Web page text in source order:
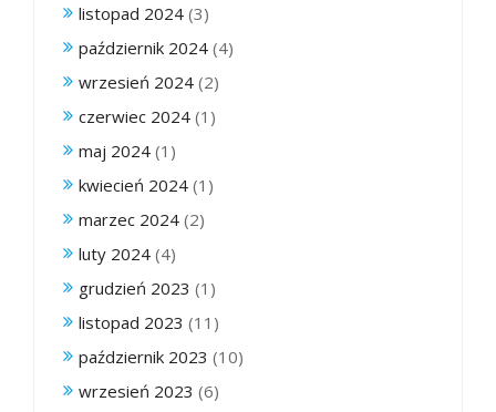
listopad 2024 (3)
październik 2024 (4)
wrzesień 2024 (2)
czerwiec 2024 (1)
maj 2024 (1)
kwiecień 2024 (1)
marzec 2024 (2)
luty 2024 (4)
grudzień 2023 (1)
listopad 2023 (11)
październik 2023 (10)
wrzesień 2023 (6)